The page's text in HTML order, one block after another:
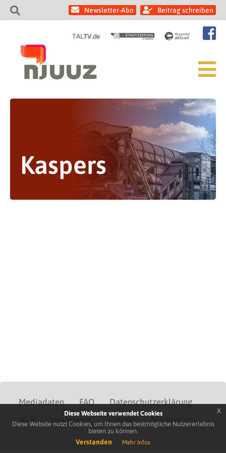
Newsletter-Abo Beitrag schreiben
Kaspers
Mediadaten FAQ
Datenschutzerklärung
AGB
Impressum Kontakt Newsletter
Diese Webseite verwendet Cookies
Diese Website nutzt Cookies, um Ihnen das bestmögliche Nutzererlebnis
bieten zu können.
Verstanden Mehr Infos
x